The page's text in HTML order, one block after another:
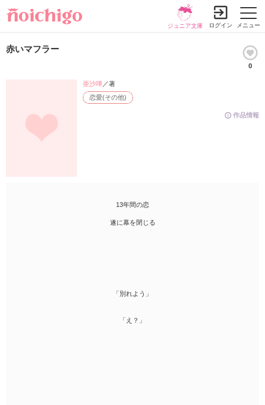
メニュー
ジュニア文庫 ログイン
赤いマフラー
0
作品情報
恋愛(その他)
亜沙嘩／著
13年間の恋
遂に幕を閉じる
「別れよう」
「え？」